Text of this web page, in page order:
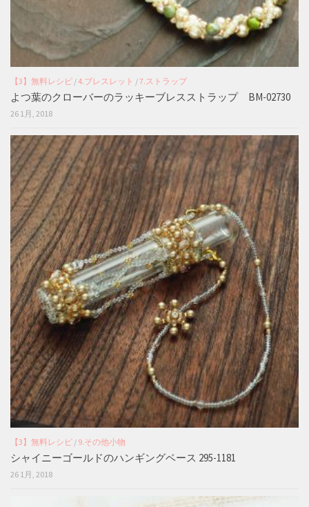
【3】無料レシピ /4.ブレスレット /7.ストラップ
よつ葉のクローバーのラッキーブレスストラップ BM-02730
26 1月, 2018
【3】無料レシピ / 9.その他小物
シャイニーゴールドのハンギングベース 295-1181
26 1月, 2018